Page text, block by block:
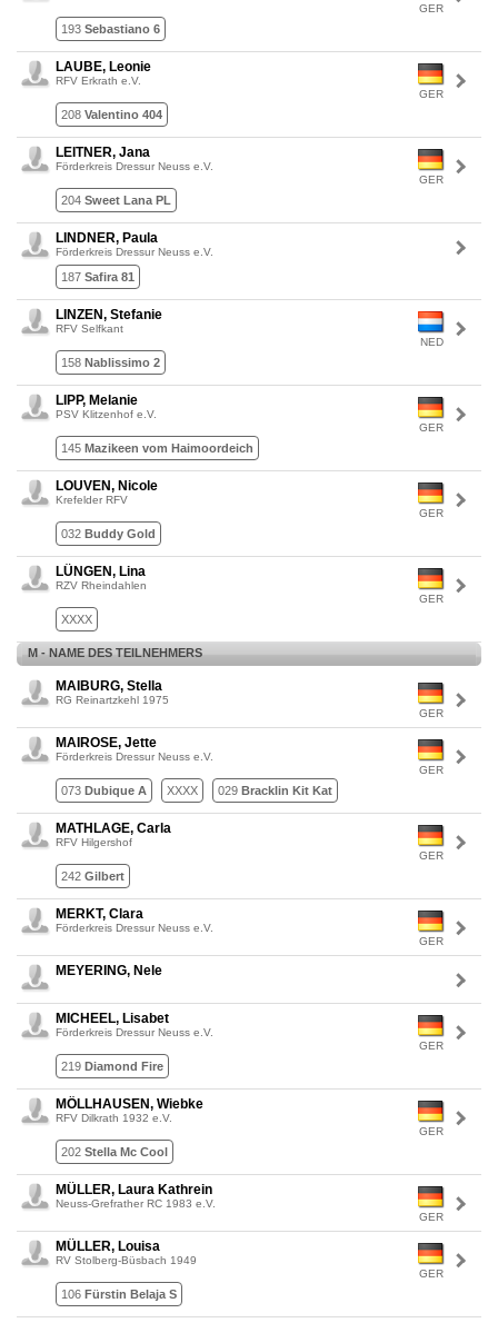
GER
193 Sebastiano 6
GER
LAUBE, Leonie
RFV Erkrath e.V.
208 Valentino 404
GER
LEITNER, Jana
Förderkreis Dressur Neuss e.V.
204 Sweet Lana PL
LINDNER, Paula
Förderkreis Dressur Neuss e.V.
187 Safira 81
NED
LINZEN, Stefanie
RFV Selfkant
158 Nablissimo 2
GER
LIPP, Melanie
PSV Klitzenhof e.V.
145 Mazikeen vom Haimoordeich
GER
LOUVEN, Nicole
Krefelder RFV
032 Buddy Gold
GER
LÜNGEN, Lina
RZV Rheindahlen
XXXX
M - NAME DES TEILNEHMERS
GER
MAIBURG, Stella
RG Reinartzkehl 1975
GER
MAIROSE, Jette
Förderkreis Dressur Neuss e.V.
073 Dubique A XXXX 029 Bracklin Kit Kat
GER
MATHLAGE, Carla
RFV Hilgershof
242 Gilbert
GER
MERKT, Clara
Förderkreis Dressur Neuss e.V.
MEYERING, Nele
GER
MICHEEL, Lisabet
Förderkreis Dressur Neuss e.V.
219 Diamond Fire
GER
MÖLLHAUSEN, Wiebke
RFV Dilkrath 1932 e.V.
202 Stella Mc Cool
GER
MÜLLER, Laura Kathrein
Neuss-Grefrather RC 1983 e.V.
GER
MÜLLER, Louisa
RV Stolberg-Büsbach 1949
106 Fürstin Belaja S